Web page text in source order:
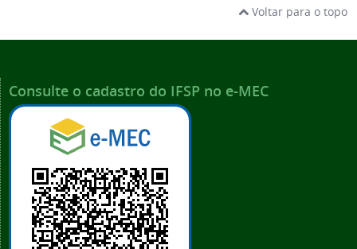
Voltar para o topo
Consulte o cadastro do IFSP no e-MEC